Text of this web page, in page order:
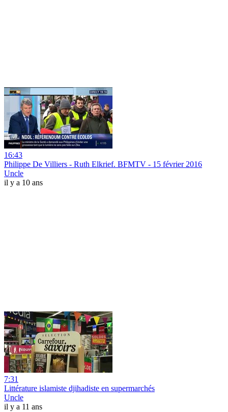
16:43
Philippe De Villiers - Ruth Elkrief. BFMTV - 15 février 2016
Uncle
il y a 10 ans
7:31
Littérature islamiste djihadiste en supermarchés
Uncle
il y a 11 ans